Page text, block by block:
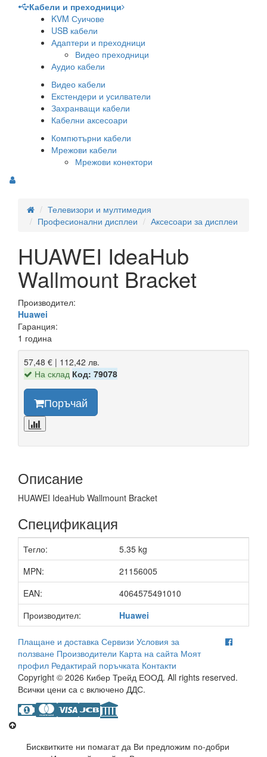
Кабели и преходници
KVM Суичове
USB кабели
Адаптери и преходници
Видео преходници
Аудио кабели
Видео кабели
Екстендери и усилватели
Захранващи кабели
Кабелни аксесоари
Компютърни кабели
Мрежови кабели
Мрежови конектори
Телевизори и мултимедия
Професионални дисплеи
Аксесоари за дисплеи
HUAWEI IdeaHub
Wallmount Bracket
Производител:
Huawei
Гаранция:
1 година
57,48 € | 112,42 лв.
На склад Код: 79078
Поръчай
Описание
HUAWEI IdeaHub Wallmount Bracket
Спецификация
Тегло:
5.35 kg
MPN:
21156005
EAN:
4064575491010
Производител:
Huawei
Плащане и доставка Сервизи Условия за
ползване Производители Карта на сайта Моят
профил Редактирай поръчката Контакти
Copyright © 2026 Кибер Трейд ЕООД. All rights reserved.
Всички цени са с включено ДДС.
Бисквитките ни помагат да Ви предложим по-добри